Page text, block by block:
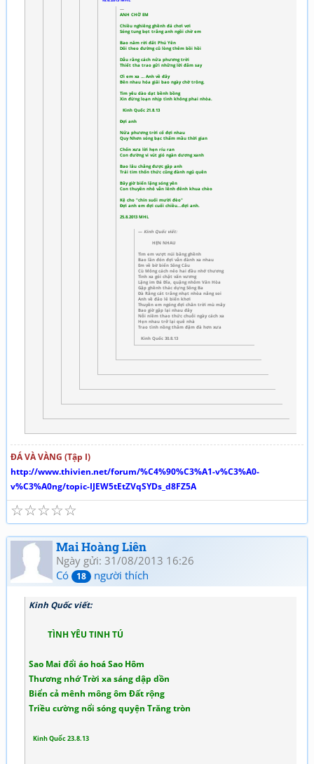
ANH CHỜ EM
Chiều nghiêng ghềnh đá chơi vơi
Sóng tung bọt trắng anh ngồi chờ em
Bao năm rời đất Phú Yên
Dõi theo đường cũ lòng thêm bồi hồi
Dẫu rằng cách nửa phương trời
Thiết tha trao gửi những lời đắm say
Ơi em xa … Anh về đây
Bên nhau hóa giải bao ngày chờ trông.
Tim yêu dào dạt bềnh bồng
Xin đừng loạn nhịp tình không phai nhòa.
Kinh Quốc 21.8.13
Đợi anh
Nửa phương trời cố đợi nhau
Quy Nhơn sóng bạc thấm mầu thời gian
Chốn xưa lời hẹn ríu ran
Con đường vi vút gió ngàn dương xanh
Bao lâu chẳng được gặp anh
Trái tim thổn thức cũng đành ngủ quên
Bây giờ biển lặng sóng yên
Con thuyền nhỏ vẫn lênh đênh khua chèo
Kệ cho "chín suối mười đèo"
Đợi anh em đợi cuối chiều...đợi anh.
25.8.2013 MHL
Kinh Quốc viết:
HẸN NHAU
Tìm em vượt núi băng ghềnh
Bao lần đón đợi vẫn đành xa nhau
Em về bờ biển Sông Câu
Cù Mông cách nẻo hai đầu nhớ thương
Tình xa gói chặt vấn vương
Lặng im Đá Đĩa, quặng nhôm Vân Hòa
Gập ghềnh thác dựng Sông Ba
Đà Rằng cát trắng nhạt nhòa nắng soi
Anh về đảo lẻ biển khơi
Thuyền em ngóng đợi chân trời mù mây
Bao giờ gặp lại nhau đây
Nỗi niềm thao thức chuỗi ngày cách xa
Hẹn nhau trở lại quê nhà
Trao tình nồng thắm đậm đà hơn xưa
Kinh Quốc 30.8.13
ĐÁ VÀ VÀNG (Tập I)
http://www.thivien.net/forum/%C4%90%C3%A1-v%C3%A0-
v%C3%A0ng/topic-IJEW5tEtZVqSYDs_d8FZ5A
☆
☆
☆
☆
☆
Mai Hoàng Liên
Ngày gửi: 31/08/2013 16:26
Có
18 người thích
Kinh Quốc viết:
TÌNH YÊU TINH TÚ
Sao Mai đổi áo hoá Sao Hôm
Thương nhớ Trời xa sáng dập dồn
Biển cả mênh mông ôm Đất rộng
Triều cường nổi sóng quyện Trăng tròn
Kinh Quốc 23.8.13